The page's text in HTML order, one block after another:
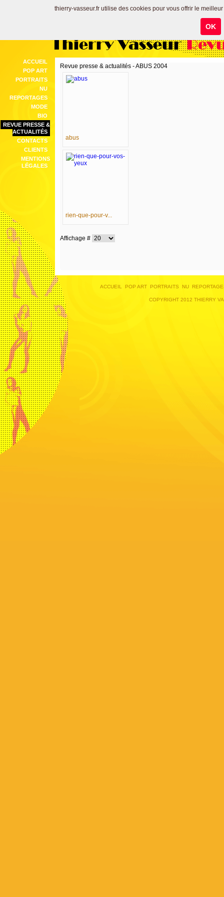
Thierry Vasseur
ACCUEIL
POP ART
PORTRAITS
NU
REPORTAGES
MODE
BIO
REVUE PRESSE &
ACTUALITÉS
CONTACTS
CLIENTS
MENTIONS
LÉGALES
Revue presse & actualités - ABUS 2004
abus
rien-que-pour-v...
Affichage #
ACCUEIL POP ART PORTRAITS NU
COPYRIGHT 2012 THIERRY
thierry-vasseur.fr utilise des cookies pour vous offrir le
OK